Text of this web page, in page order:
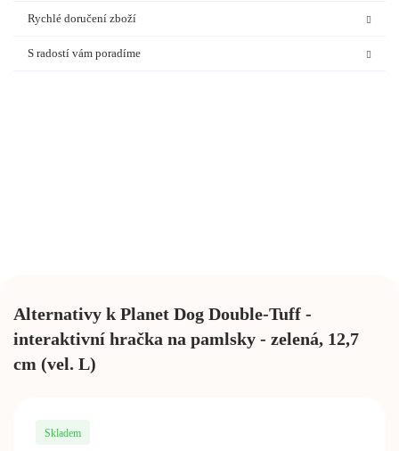
Rychlé doručení zboží
S radostí vám poradíme
Alternativy k Planet Dog Double-Tuff -
interaktivní hračka na pamlsky - zelená, 12,7
cm (vel. L)
Skladem